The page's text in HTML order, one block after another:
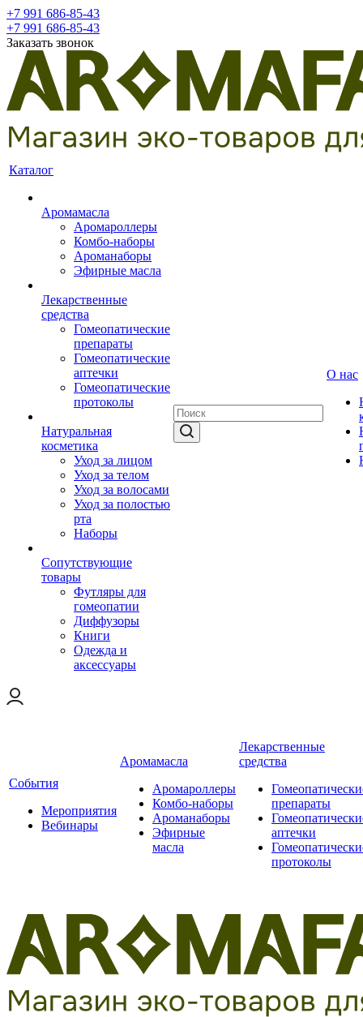
+7 991 686-85-43
+7 991 686-85-43
Заказать звонок
Каталог
Аромамасла
Аромароллеры
Комбо-наборы
Ароманаборы
Эфирные масла
Лекарственные
средства
Гомеопатические
препараты
Гомеопатические
аптечки
Гомеопатические
протоколы
Натуральная
косметика
Уход за лицом
Уход за телом
Уход за волосами
Уход за полостью
рта
Наборы
Сопутствующие
товары
Футляры для
гомеопатии
Диффузоры
Книги
Одежда и
аксессуары
О нас
События
Мероприятия
Вебинары
Аромамасла
Аромароллеры
Комбо-наборы
Ароманаборы
Эфирные
масла
Лекарственные
средства
препараты
аптечки
протоколы